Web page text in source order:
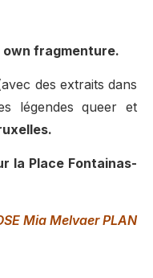
own fragmenture.
des extraits dans
légendes queer et
la Place Fontainas-
Mia Melvaer PLAN